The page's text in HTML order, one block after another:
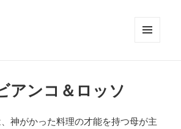
アンコ＆ロッソ
神がかった料理の才能を持つ母が主